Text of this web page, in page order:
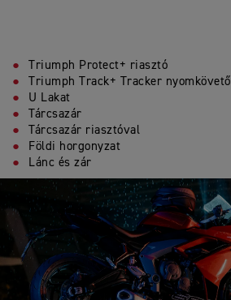
Triumph Protect+ riasztó
Triumph Track+ Tracker nyomkövető
U Lakat
Tárcsazár
Tárcsazár riasztóval
Földi horgonyzat
Lánc és zár